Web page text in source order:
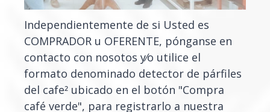
Independientemente de si Usted es
COMPRADOR u OFERENTE, pónganse en
contacto con nosotos y/o utilice el
formato denominado detector de párfiles
del cafe2 ubicado en el botón "Compra
café verde", para registrarlo a nuestra